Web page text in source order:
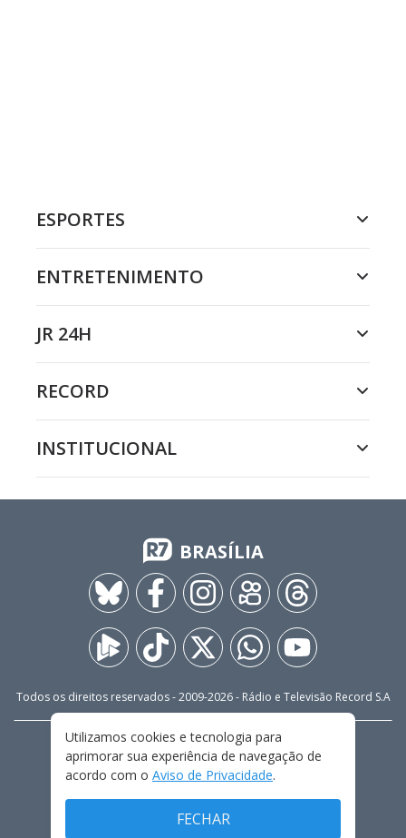
ESPORTES
ENTRETENIMENTO
JR 24H
RECORD
INSTITUCIONAL
BRASÍLIA
Todos os direitos reservados - 2009-2026- Rádio e Televisão Record S.A
FALE CONOSCO
PRIVACIDADE
TERMOS E CONDIÇÕES DE USO
Utilizamos cookies e tecnologia para
aprimorar sua experiência de navegação de
acordo com o Aviso de Privacidade.
FECHAR